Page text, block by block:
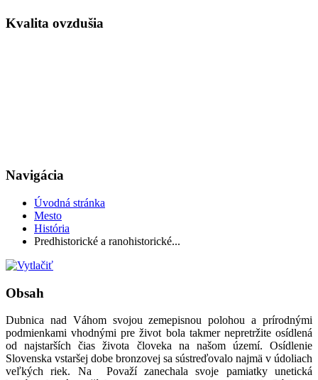
Kvalita ovzdušia
Navigácia
Úvodná stránka
Mesto
História
Predhistorické a ranohistorické...
Obsah
Dubnica nad Váhom svojou zemepisnou polohou a prírodnými
podmienkami vhodnými pre život bola takmer nepretržite osídlená
od najstarších čias života človeka na našom území. Osídlenie
Slovenska vstaršej dobe bronzovej sa sústreďovalo najmä v údoliach
veľkých riek. Na Považí zanechala svoje pamiatky unetická